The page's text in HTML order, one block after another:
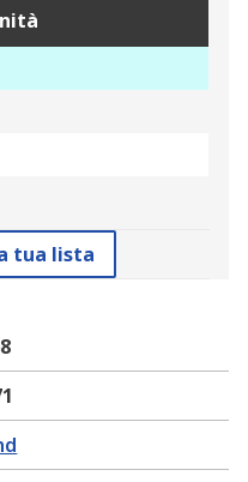
tua lista